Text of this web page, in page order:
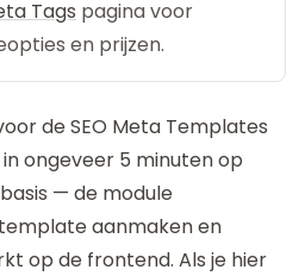
Tags pagina voor
en prijzen.
deSEO Meta Templates
ongeveer 5 minuten op
— de module
aanmaken en
op de frontend. Als je hier